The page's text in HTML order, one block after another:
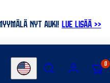
NYT AUKI! LUE LISÄÄ >>
Country/region
SEARCH ACCOUNTVIEW
MY
0